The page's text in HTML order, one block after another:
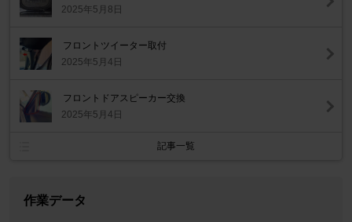
2025年5月8日
フロントツイーター取付
2025年5月4日
フロントドアスピーカー交換
2025年5月4日
記事一覧
作業データ